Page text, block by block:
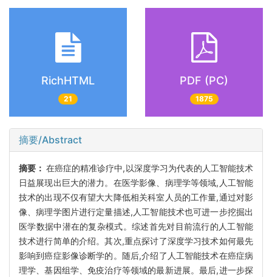
RichHTML
21
PDF (PC)
1875
摘要/Abstract
摘要：在癌症的精准诊疗中,以深度学习为代表的人工智能技术
日益展现出巨大的潜力。在医学影像、病理学等领域,人工智能
技术的出现不仅有望大大降低相关科室人员的工作量,通过对影
像、病理学图片进行定量描述,人工智能技术也可进一步挖掘出
医学数据中潜在的复杂模式。综述首先对目前流行的人工智能
技术进行简单的介绍。其次,重点探讨了深度学习技术如何最先
影响到癌症影像诊断学的。随后,介绍了人工智能技术在癌症病
理学、基因组学、免疫治疗等领域的最新进展。最后,进一步探